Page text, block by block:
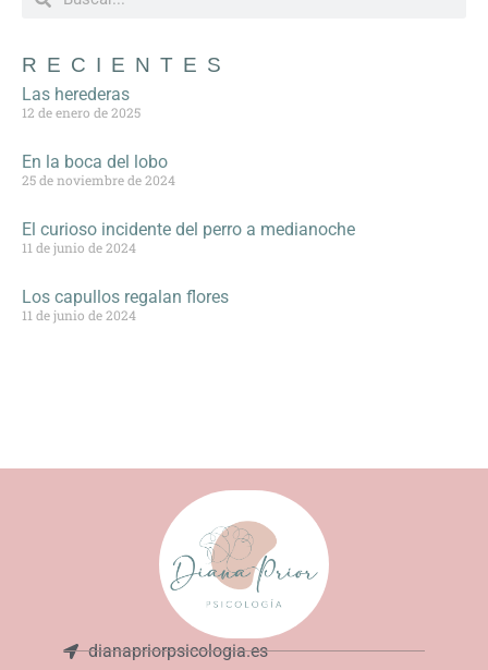
RECIENTES
Las herederas
12 de enero de 2025
En la boca del lobo
25 de noviembre de 2024
El curioso incidente del perro a medianoche
11 de junio de 2024
Los capullos regalan flores
11 de junio de 2024
dianapriorpsicologia.es